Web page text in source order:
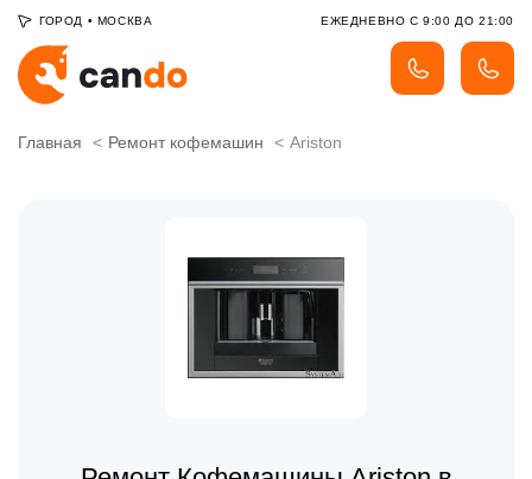
ГОРОД • МОСКВА ЕЖЕДНЕВНО С 9:00 ДО 21:00
Главная Ремонт кофемашин Ariston